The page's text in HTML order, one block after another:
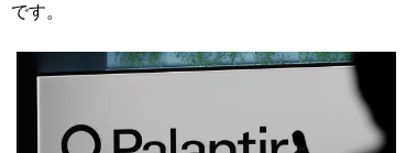
です。